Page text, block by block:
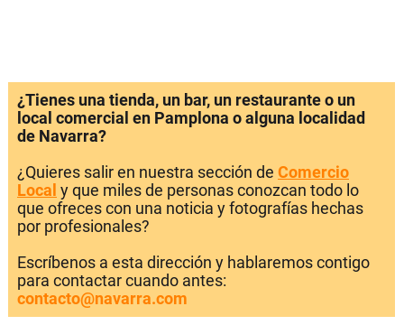
¿Tienes una tienda, un bar, un restaurante o un
local comercial en Pamplona o alguna localidad
de Navarra?
¿Quieres salir en nuestra sección de Comercio
Local y que miles de personas conozcan todo lo
que ofreces con una noticia y fotografías hechas
por profesionales?
Escríbenos a esta dirección y hablaremos contigo
para contactar cuando antes:
contacto@navarra.com